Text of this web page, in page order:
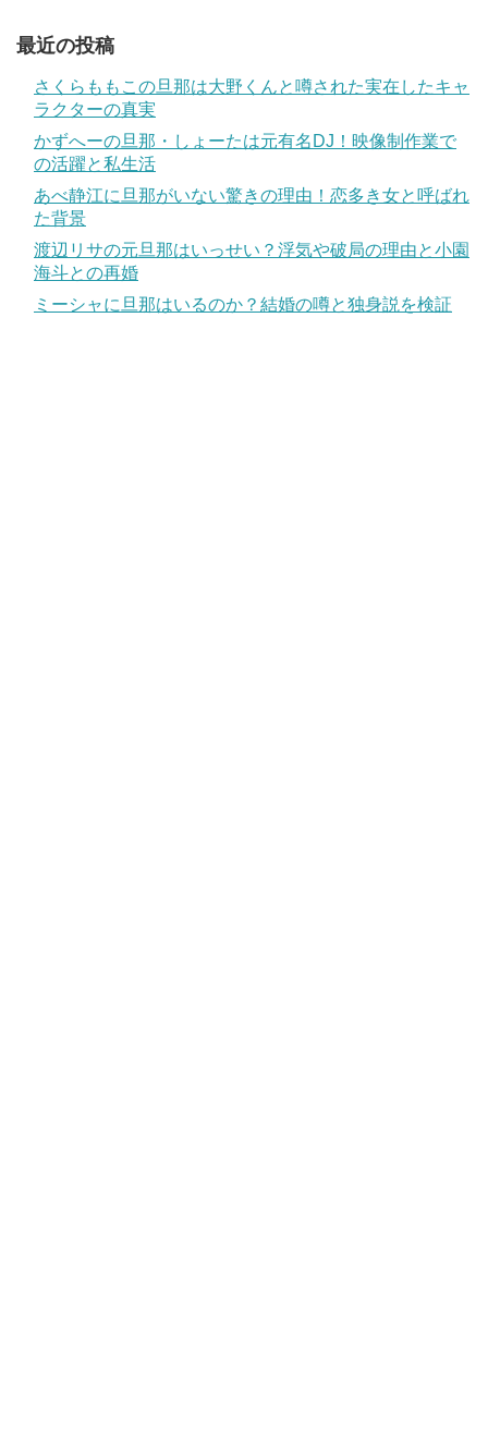
最近の投稿
さくらももこの旦那は大野くんと噂された実在したキャ
ラクターの真実
かずへーの旦那・しょーたは元有名DJ！映像制作業で
の活躍と私生活
あべ静江に旦那がいない驚きの理由！恋多き女と呼ばれ
た背景
渡辺リサの元旦那はいっせい？浮気や破局の理由と小園
海斗との再婚
ミーシャに旦那はいるのか？結婚の噂と独身説を検証